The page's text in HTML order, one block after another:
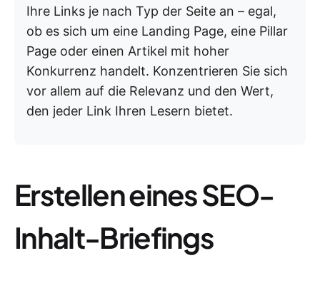
Ihre Links je nach Typ der Seite an – egal,
ob es sich um eine Landing Page, eine Pillar
Page oder einen Artikel mit hoher
Konkurrenz handelt. Konzentrieren Sie sich
vor allem auf die Relevanz und den Wert,
den jeder Link Ihren Lesern bietet.
Erstellen eines SEO-
Inhalt-Briefings